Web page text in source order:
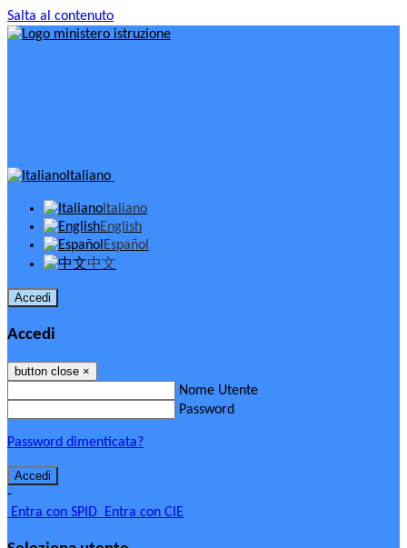
Salta al contenuto
Italiano
Italiano
English
Español
中文
Accedi
Accedi
button close ×
Nome Utente
Password
Password dimenticata?
-
Entra con SPID Entra con CIE